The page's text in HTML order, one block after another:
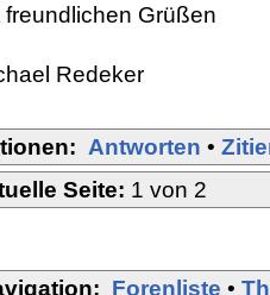
freundlichen Grüßen
Redeker
Antworten •
Seite: 1 von 2
Forenliste •